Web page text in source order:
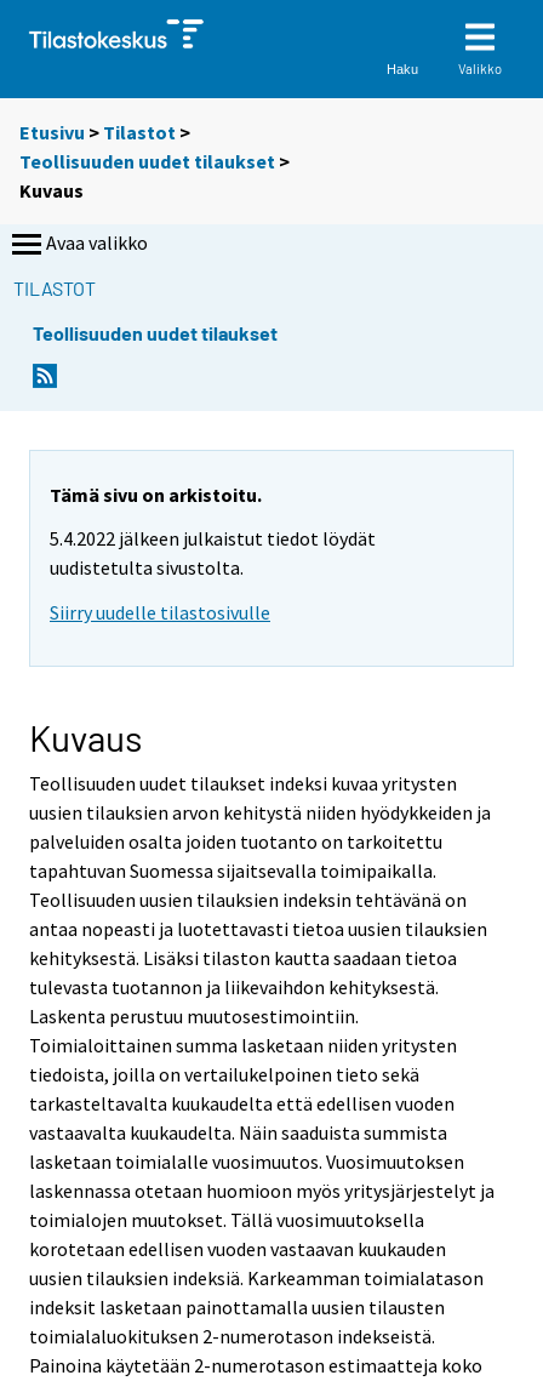
Haku Valikko
Etusivu > Tilastot >
Teollisuuden uudet tilaukset >
Kuvaus
Avaa valikko
TILASTOT
Teollisuuden uudet tilaukset
Tämä sivu on arkistoitu.
5.4.2022 jälkeen julkaistut tiedot löydät
uudistetulta sivustolta.
Siirry uudelle tilastosivulle
Kuvaus
Teollisuuden uudet tilaukset indeksi kuvaa yritysten
uusien tilauksien arvon kehitystä niiden hyödykkeiden ja
palveluiden osalta joiden tuotanto on tarkoitettu
tapahtuvan Suomessa sijaitsevalla toimipaikalla.
Teollisuuden uusien tilauksien indeksin tehtävänä on
antaa nopeasti ja luotettavasti tietoa uusien tilauksien
kehityksestä. Lisäksi tilaston kautta saadaan tietoa
tulevasta tuotannon ja liikevaihdon kehityksestä.
Laskenta perustuu muutosestimointiin.
Toimialoittainen summa lasketaan niiden yritysten
tiedoista, joilla on vertailukelpoinen tieto sekä
tarkasteltavalta kuukaudelta että edellisen vuoden
vastaavalta kuukaudelta. Näin saaduista summista
lasketaan toimialalle vuosimuutos. Vuosimuutoksen
laskennassa otetaan huomioon myös yritysjärjestelyt ja
toimialojen muutokset. Tällä vuosimuutoksella
korotetaan edellisen vuoden vastaavan kuukauden
uusien tilauksien indeksiä. Karkeamman toimialatason
indeksit lasketaan painottamalla uusien tilausten
toimialaluokituksen 2-numerotason indekseistä.
Painoina käytetään 2-numerotason estimaatteja koko